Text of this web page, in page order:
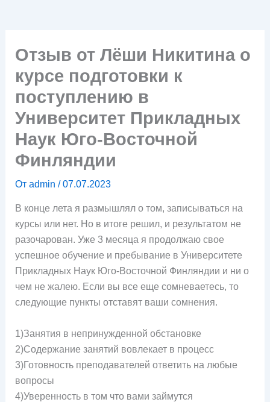
Отзыв от Лёши Никитина о
курсе подготовки к
поступлению в
Университет Прикладных
Наук Юго-Восточной
Финляндии
От admin /07.07.2023
В конце лета я размышлял о том, записываться на
курсы или нет. Но в итоге решил, и результатом не
разочарован. Уже 3 месяца я продолжаю свое
успешное обучение и пребывание в Университете
Прикладных Наук Юго-Восточной Финляндии и ни о
чем не жалею. Если вы все еще сомневаетесь, то
следующие пункты отставят ваши сомнения.
1)Занятия в непринужденной обстановке
2)Содержание занятий вовлекает в процесс
3)Готовность преподавателей ответить на любые
вопросы
4)Уверенность в том что вами займутся